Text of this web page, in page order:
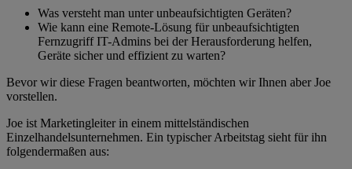
Was versteht man unter unbeaufsichtigten Geräten?
Wie kann eine Remote-Lösung für unbeaufsichtigten
Fernzugriff IT-Admins bei der Herausforderung helfen,
Geräte sicher und effizient zu warten?
Bevor wir diese Fragen beantworten, möchten wir Ihnen aber Joe
vorstellen.
Joe ist Marketingleiter in einem mittelständischen
Einzelhandelsunternehmen. Ein typischer Arbeitstag sieht für ihn
folgendermaßen aus: